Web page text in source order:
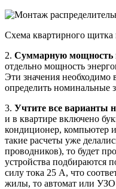
Схема квартирного
2. Суммарную мощность
отдельно мощность
Эти значения необходимо
определить номинальные
3. Учтите все варианты
и в квартире включено
кондиционер, компьютер
такие расчеты уже
проводников), то будет
устройства подбираются
силу тока 25 А, что
жилы, то автомат или